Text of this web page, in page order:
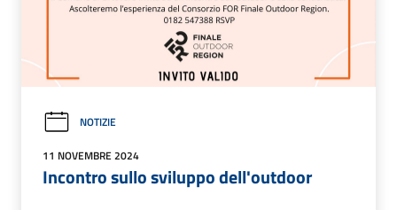
NOTIZIE
11 NOVEMBRE 2024
Incontro sullo sviluppo dell'outdoor